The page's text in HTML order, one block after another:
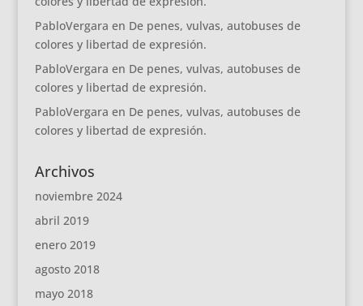
PabloVergara en De penes, vulvas, autobuses de
colores y libertad de expresión.
PabloVergara en De penes, vulvas, autobuses de
colores y libertad de expresión.
PabloVergara en De penes, vulvas, autobuses de
colores y libertad de expresión.
Archivos
noviembre 2024
abril 2019
enero 2019
agosto 2018
mayo 2018